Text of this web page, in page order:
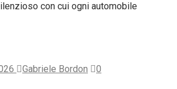
con cui ogni automobile
Gabriele Bordon 0